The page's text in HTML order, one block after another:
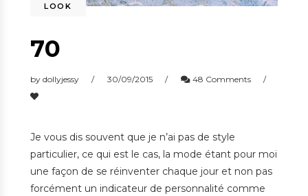
LOOK
70
by dollyjessy 30/09/2015 48 Comments
Je vous dis souvent que je n’ai pas de style
particulier, ce qui est le cas, la mode étant pour moi
une façon de se réinventer chaque jour et non pas
forcément un indicateur de personnalité comme